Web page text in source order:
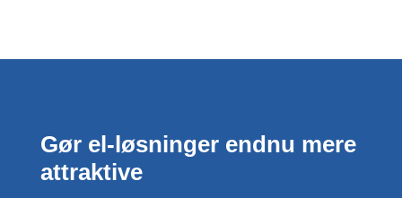
Gør el-løsninger endnu mere
attraktive